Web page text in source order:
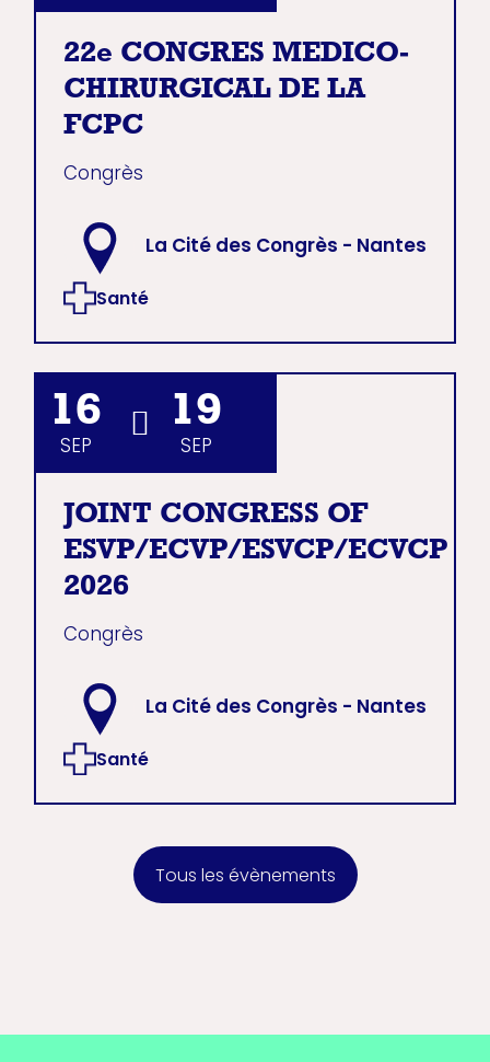
22e CONGRES MEDICO-
CHIRURGICAL DE LA
FCPC
Congrès
La Cité des Congrès - Nantes
Santé
19
SEP
16
SEP
JOINT CONGRESS OF
ESVP/ECVP/ESVCP/ECVCP
2026
Congrès
La Cité des Congrès - Nantes
Santé
Tous les évènements